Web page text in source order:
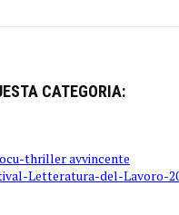
CATEGORIA:
thriller avvincente
Letteratura-del-Lavoro-